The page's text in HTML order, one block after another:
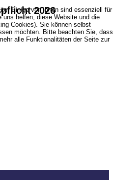
Einige von ihnen sind essenziell für
uns helfen, diese Website und die
Cookies). Sie können selbst
möchten. Bitte beachten Sie, dass
alle Funktionalitäten der Seite zur
2026